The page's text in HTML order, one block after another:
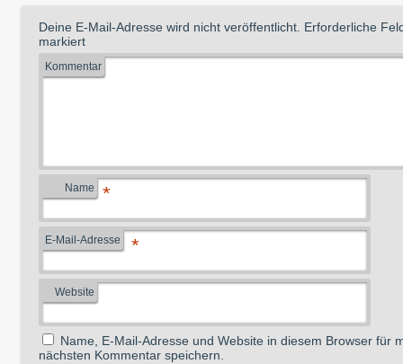
Deine E-Mail-Adresse wird nicht veröffentlicht. Erforderliche
markiert
Kommentar
Name *
E-Mail-Adresse *
Website
Name, E-Mail-Adresse und Website in diesem Browser für
nächsten Kommentar speichern.